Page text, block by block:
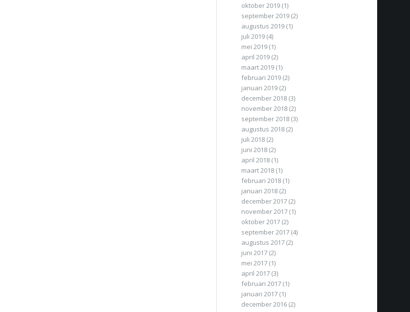
oktober 2019 (1)
september 2019 (2)
augustus 2019 (1)
juli 2019 (4)
mei 2019 (1)
april 2019 (2)
maart 2019 (1)
februari 2019 (2)
januari 2019 (2)
december 2018 (3)
november 2018 (2)
september 2018 (3)
augustus 2018 (2)
juli 2018 (2)
juni 2018 (2)
april 2018 (1)
maart 2018 (1)
februari 2018 (1)
januari 2018 (2)
december 2017 (2)
november 2017 (1)
oktober 2017 (2)
september 2017 (4)
augustus 2017 (2)
juni 2017 (2)
mei 2017 (1)
april 2017 (3)
februari 2017 (1)
januari 2017 (1)
december 2016 (2)